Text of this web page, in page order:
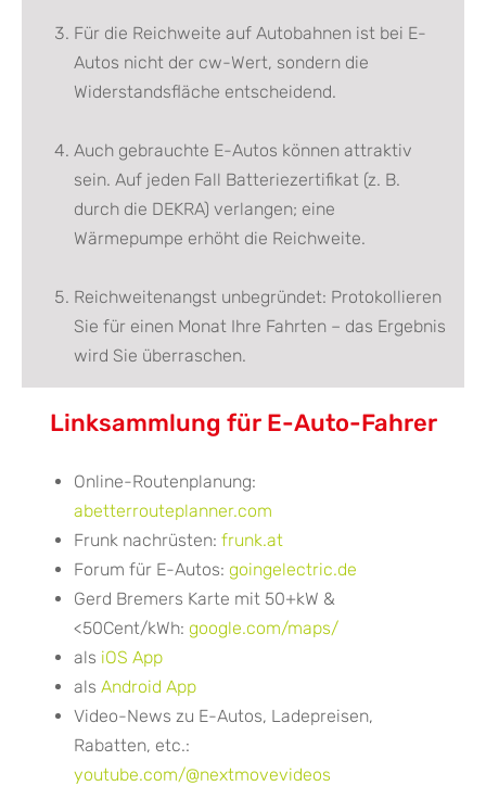
Für die Reichweite auf Autobahnen ist bei E-
Autos nicht der cw-Wert, sondern die
Widerstandsfläche entscheidend.
Auch gebrauchte E-Autos können attraktiv
sein. Auf jeden Fall Batteriezertifikat (z. B.
durch die DEKRA) verlangen; eine
Wärmepumpe erhöht die Reichweite.
Reichweitenangst unbegründet: Protokollieren
Sie für einen Monat Ihre Fahrten – das Ergebnis
wird Sie überraschen.
Linksammlung für E-Auto-Fahrer
Online-Routenplanung:
abetterrouteplanner.com
Frunk nachrüsten: frunk.at
Forum für E-Autos: goingelectric.de
Gerd Bremers Karte mit 50+kW &
<50Cent/kWh: google.com/maps/
als iOS App
als Android App
Video-News zu E-Autos, Ladepreisen,
Rabatten, etc.:
youtube.com/@nextmovevideos